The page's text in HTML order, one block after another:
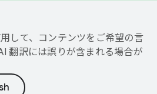
して、コンテンツをご希望の言
翻訳には誤りが含まれる場合が